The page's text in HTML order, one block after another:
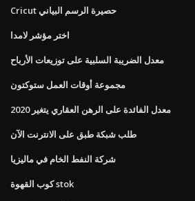
Cricut حصيرة الرسم البياني
اختر مؤشر لامدا
معدل الضريبة السلبية على توزيعات الأرباح
مجموعة أوقات العمل ستوكتون
معدل الفائدة على الرهن العقاري يتغير 2020
طلب شبكة طبق على الانترنت الآن
شركة النفط الخام في ماليزيا
كوب القهوة stok